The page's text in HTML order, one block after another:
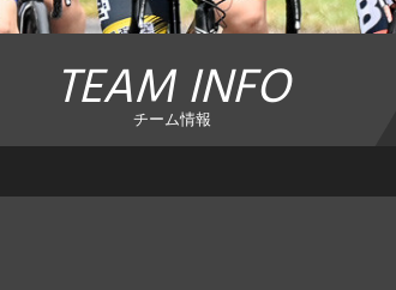
TEAM INFO
チーム情報